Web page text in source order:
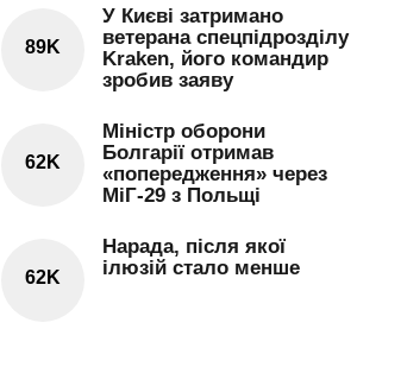
89K
У Києві затримано
ветерана спецпідрозділу
Kraken, його командир
зробив заяву
62K
Міністр оборони
Болгарії отримав
«попередження» через
МіГ-29 з Польщі
62K
Нарада, після якої
ілюзій стало менше